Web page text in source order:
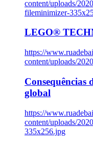
content/uploads/
fileminimizer-
LEGO®
https://
content/uploads/
Consequências
global
https://
content/uploads/
335x256.jpg